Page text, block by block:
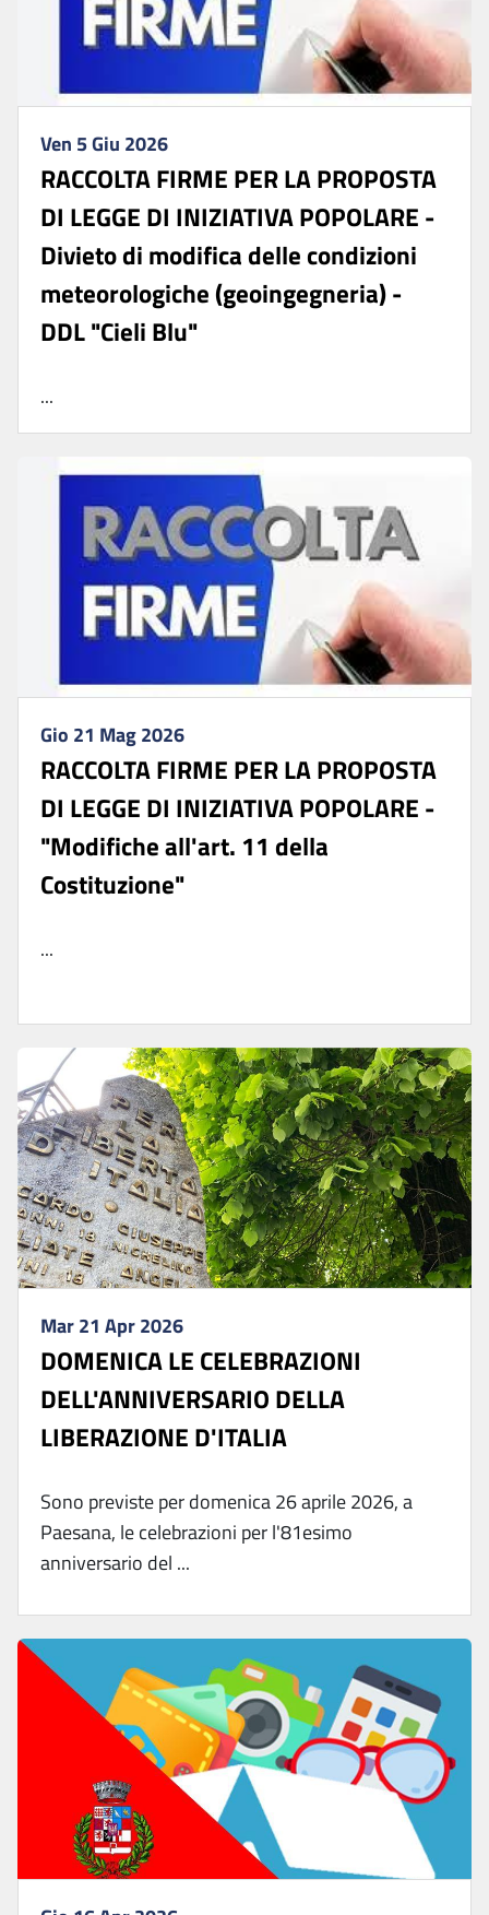
Ven 5 Giu 2026
RACCOLTA FIRME PER LA PROPOSTA
DI LEGGE DI INIZIATIVA POPOLARE -
Divieto di modifica delle condizioni
meteorologiche (geoingegneria) -
DDL "Cieli Blu"
...
Gio 21 Mag 2026
RACCOLTA FIRME PER LA PROPOSTA
DI LEGGE DI INIZIATIVA POPOLARE -
"Modifiche all'art. 11 della
Costituzione"
...
Mar 21 Apr 2026
DOMENICA LE CELEBRAZIONI
DELL'ANNIVERSARIO DELLA
LIBERAZIONE D'ITALIA
Sono previste per domenica 26 aprile 2026, a
Paesana, le celebrazioni per l'81esimo
anniversario del ...